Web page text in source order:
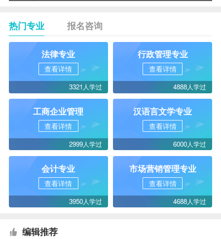
热门专业 报名咨询
法律专业
查看详情
3321人学过
行政管理专业
查看详情
4888人学过
工商企业管理
查看详情
2999人学过
汉语言文学专业
查看详情
6000人学过
会计专业
查看详情
3950人学过
市场营销管理专业
查看详情
4688人学过
编辑推荐